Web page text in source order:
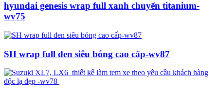
hyundai genesis wrap full xanh chuyển titanium-
wv75
SH wrap full đen siêu bóng cao cấp-wv87